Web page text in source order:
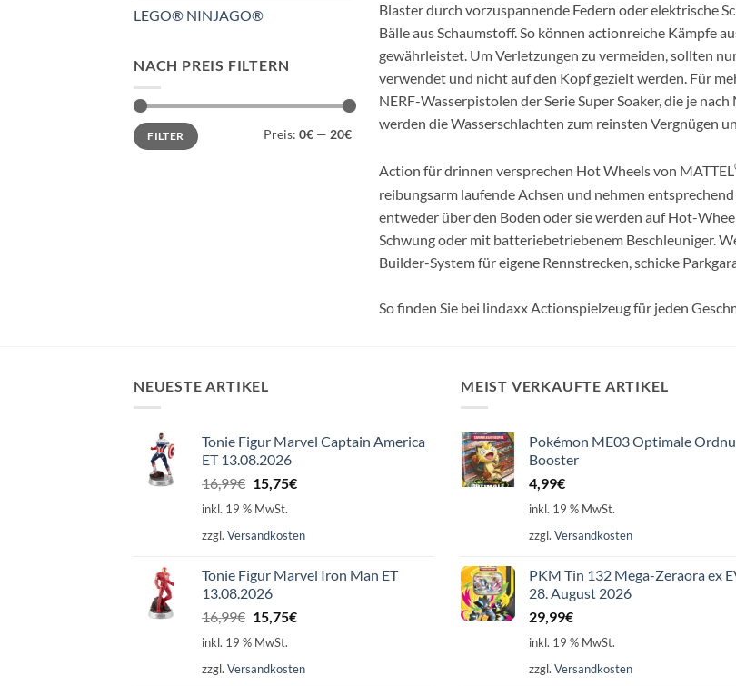
LEGO® NINJAGO®
NACH PREIS FILTERN
Min.
Preis
Max.
PreisFILTER Preis: 0€ — 20€
Blaster durch vorzuspannende Federn oder elektrische
Bälle aus Schaumstoff. So können actionreiche Kämpfe
gewährleistet. Um Verletzungen zu vermeiden, sollten
verwendet und nicht auf den Kopf gezielt werden. Für
NERF-Wasserpistolen der Serie Super Soaker, die je
werden die Wasserschlachten zum reinsten Vergnügen
Action für drinnen versprechen Hot Wheels von MATTEL
reibungsarm laufende Achsen und nehmen
entweder über den Boden oder sie werden auf Hot-
Schwung oder mit batteriebetriebenem Beschleuniger.
Builder-System für eigene Rennstrecken, schicke
So finden Sie bei lindaxx Actionspielzeug für jeden
NEUESTE ARTIKEL
Tonie Figur Marvel Captain America
ET 13.08.2026
16,99€ Ursprünglicher
Preis
16,99€
15,75€Aktueller
15,75€.
inkl. 19 % MwSt.
zzgl. Versandkosten
Tonie Figur Marvel Iron Man ET
13.08.2026
16,99€ Ursprünglicher
Preis
16,99€
15,75€Aktueller
15,75€.
inkl. 19 % MwSt.
zzgl. Versandkosten
MEIST VERKAUFTE ARTIKEL
Pokémon ME03 Optimale
Booster
4,99€
inkl. 19 % MwSt.
zzgl. Versandkosten
PKM Tin 132 Mega-Zeraora ex
28. August 2026
29,99€
inkl. 19 % MwSt.
zzgl. Versandkosten